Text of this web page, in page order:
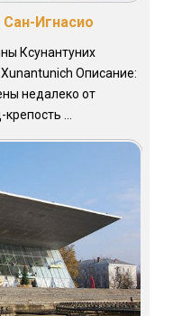
Сан-Игнасио
Ксунантуних
Описание:
недалеко от
...